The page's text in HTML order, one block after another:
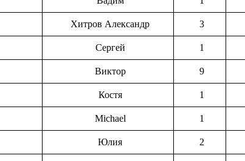
Хитров Александр 3
Сергей 1
Виктор 9
Костя 1
Michael 1
Юлия 2